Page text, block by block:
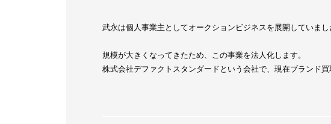
武永は個人事業主としてオークションビジネスを展開していま
規模が大きくなってきたため、この事業を法人化します。
株式会社デファクトスタンダードという会社で、現在ブランド